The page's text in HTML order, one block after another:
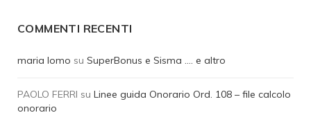
COMMENTI RECENTI
maria lomo su SuperBonus e Sisma …. e altro
PAOLO FERRI su Linee guida Onorario Ord. 108 – file calcolo
onorario